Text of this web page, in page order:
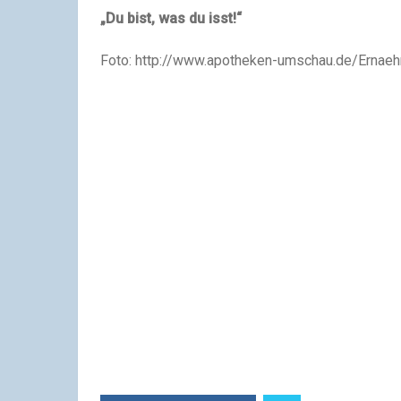
„Du bist, was du isst!“
Foto: http://www.apotheken-umschau.de/